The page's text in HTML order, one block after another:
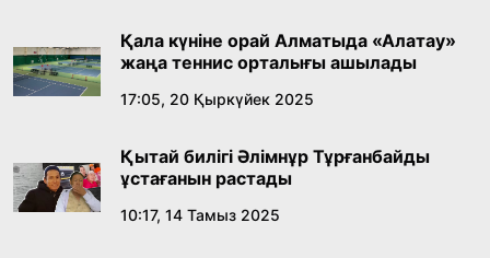
18:59, 20 Шілде 2026
Жасанды интеллект: адамзаттың көмекшісі
18:16, 20 Шілде 2026
Қала күніне орай Алматыда «Алатау»
жаңа теннис орталығы ашылады
17:05, 20 Қыркүйек 2025
Қытай билігі Әлімнұр Тұрғанбайды
ұстағанын растады
10:17, 14 Тамыз 2025